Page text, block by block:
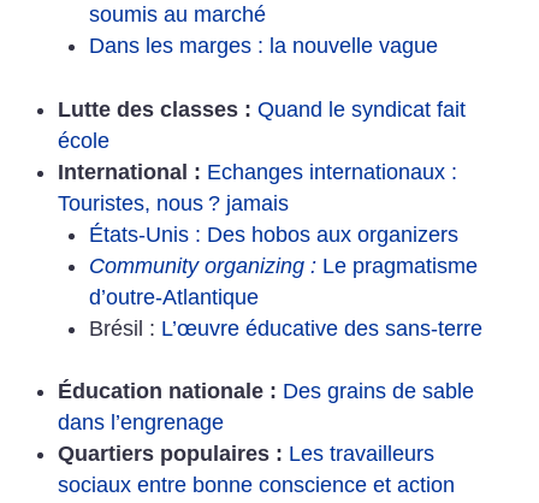
soumis au marché
Dans les marges : la nouvelle vague
Lutte des classes : Quand le syndicat fait
école
International : Echanges internationaux :
Touristes, nous ? jamais
États-Unis : Des hobos aux organizers
Community organizing :Le pragmatisme
d’outre-Atlantique
Brésil : L’œuvre éducative des sans-terre
Éducation nationale : Des grains de sable
dans l’engrenage
Quartiers populaires : Les travailleurs
sociaux entre bonne conscience et action